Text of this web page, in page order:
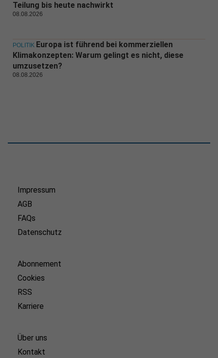
Teilung bis heute nachwirkt
08.08.2026
POLITIK Europa ist führend bei kommerziellen
Klimakonzepten: Warum gelingt es nicht, diese
umzusetzen?
08.08.2026
Impressum
AGB
FAQs
Datenschutz
Abonnement
Cookies
RSS
Karriere
Über uns
Kontakt